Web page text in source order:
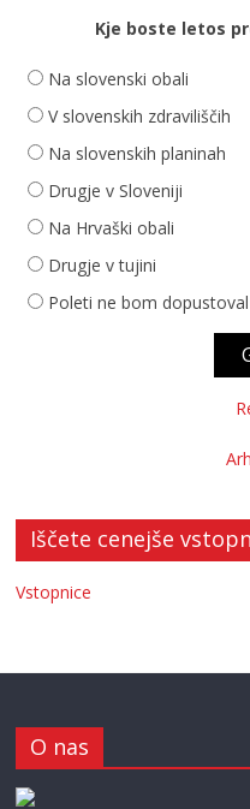
Kje boste letos
Na slovenski obali
V slovenskih zdraviliščih
Na slovenskih planinah
Drugje v Sloveniji
Na Hrvaški obali
Drugje v tujini
Poleti ne bom dopustoval
Iščete cenejše
Vstopnice
O nas